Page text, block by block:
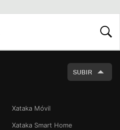
SUBIR
Xataka Móvil
Xataka Smart Home